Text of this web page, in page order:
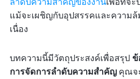
แม้จะเผชิญกับอุปสรรคและความล้
เนื่อง
บทความนี้มีวัตถุประสงค์เพื่อสรุป ข้
การจัดการลำดับความสำคัญ คุณจ